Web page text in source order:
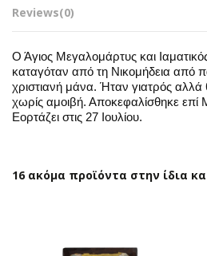
Reviews(0)
Ο Άγιος Μεγαλομάρτυς και
καταγόταν από τη Νικομήδεια από
χριστιανή μάνα. Ήταν γιατρός
χωρίς αμοιβή. Αποκεφαλίσθηκε επί
Εορτάζει στις 27 Ιουλίου.
16 ακόμα προϊόντα στην ίδια